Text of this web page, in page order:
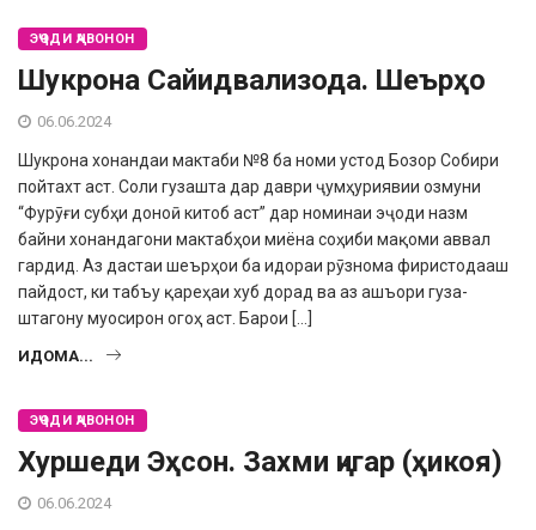
ЭҶОДИ ҶАВОНОН
Шукрона Сайидвализода. Шеърҳо
06.06.2024
Шукрона хонандаи мактаби №8 ба номи устод Бозор Собири
пойтахт аст. Соли гу­зашта дар даври ҷумҳуриявии озмуни
“Фурӯғи субҳи доноӣ китоб аст” дар номинаи эҷоди назм
байни хонандагони мактабҳои миёна соҳиби мақоми аввал
гардид. Аз дастаи шеърҳои ба идораи рӯзнома фиристодааш
пайдост, ки табъу қареҳаи хуб дорад ва аз ашъори гуза­
штагону муосирон огоҳ аст. Барои […]
ИДОМА...
ЭҶОДИ ҶАВОНОН
Хуршеди Эҳсон. Захми ҷигар (ҳикоя)
06.06.2024